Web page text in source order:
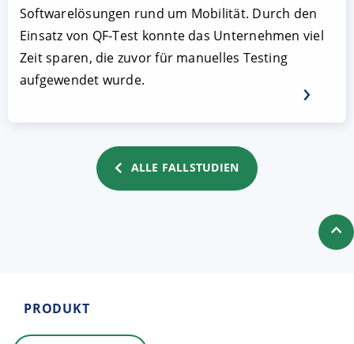
Softwarelösungen rund um Mobilität. Durch den
Einsatz von QF-Test konnte das Unternehmen viel
Zeit sparen, die zuvor für manuelles Testing
aufgewendet wurde.
ALLE FALLSTUDIEN
PRODUKT